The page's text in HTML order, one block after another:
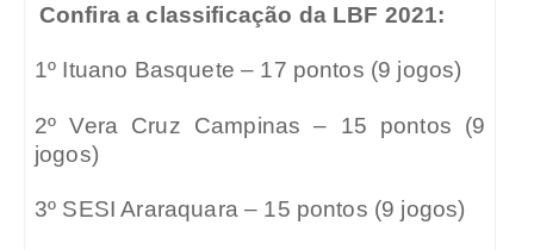
Confira a classificação da LBF 2021:
1º Ituano Basquete – 17 pontos (9 jogos)
2º Vera Cruz Campinas – 15 pontos (9
jogos)
3º SESI Araraquara – 15 pontos (9 jogos)